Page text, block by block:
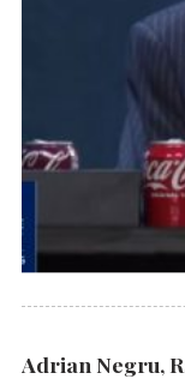
Adrian Negru,